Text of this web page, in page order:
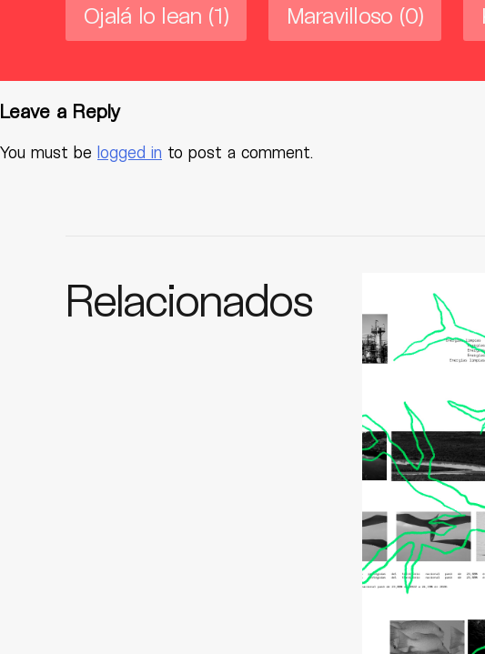
Ojalá lo lean (1) Maravilloso (0)
Leave a Reply
You must be logged in to post a comment.
Relacionados